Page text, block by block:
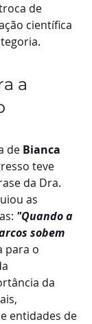
de
científica
a
de
Bianca
teve
da Dra.
as
"Quando a
sobem
para o
da
entidades de